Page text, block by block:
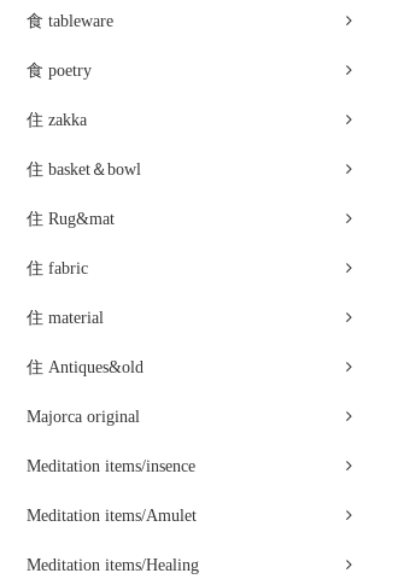
食 tableware
食 poetry
住 zakka
住 basket＆bowl
住 Rug&mat
住 fabric
住 material
住 Antiques&old
Majorca original
Meditation items/insence
Meditation items/Amulet
Meditation items/Healing